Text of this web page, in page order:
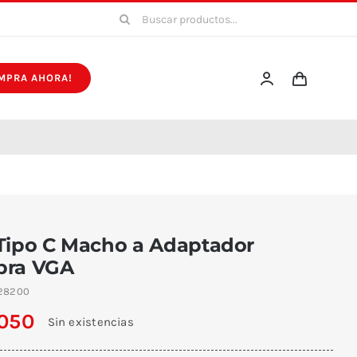
Buscar:
AHORA!
C Macho a Adaptador
VGA
Sin existencias